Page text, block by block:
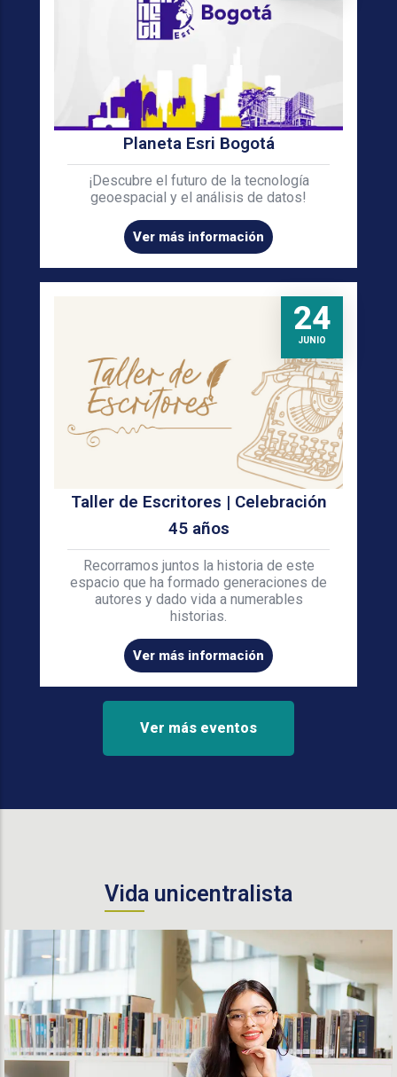
Planeta Esri Bogotá
¡Descubre el futuro de la tecnología
geoespacial y el análisis de datos!
Ver más información
24
JUNIO
Taller de Escritores | Celebración
45 años
Recorramos juntos la historia de este
espacio que ha formado generaciones de
autores y dado vida a numerables
historias.
Ver más información
Ver más eventos
Vida unicentralista